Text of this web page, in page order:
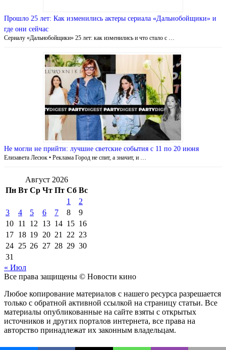
Прошло 25 лет: Как изменились актеры сериала «Дальнобойщики» и
где они сейчас
Сериалу «Дальнобойщики» 25 лет: как изменились и что стало с …
Не могли не прийти: лучшие светские события с 11 по 20 июня
Елизавета Лесюк • Реклама Город не спит, а значит, и …
Август 2026
Пн Вт Ср Чт Пт Сб Вс
1
2
3
4 5 6 7 8
9
10 11 12 13 14 15 16
17 18 19 20 21 22 23
24 25 26 27 28 29 30
31
« Июл
Все права защищены © Новости кино
Любое копирование материалов с нашего ресурса разрешается
только с обратной активной ссылкой на страницу статьи. Все
материалы опубликованные на сайте взяты с открытых
источников и других порталов интернета, все права на
авторство принадлежат их законным владельцам.